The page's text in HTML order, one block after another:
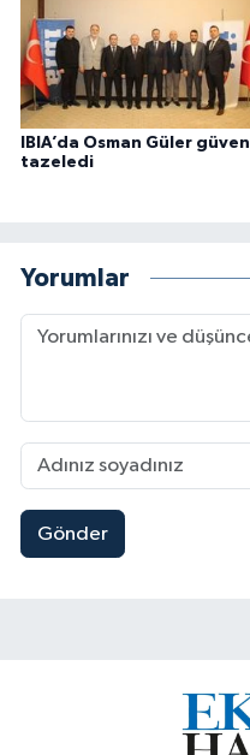
IBIA’da Osman Güler güven
tazeledi
Yorumlar
Gönder